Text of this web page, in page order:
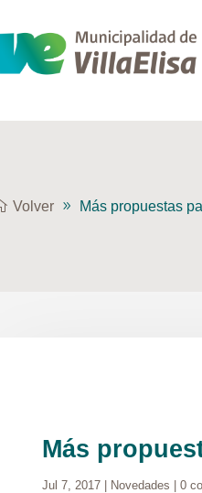
Volver Más propuestas
Más
Jul 7, 2017 Novedades |0